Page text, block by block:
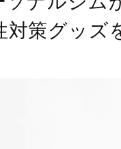
策グッズ